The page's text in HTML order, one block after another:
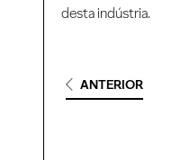
desta indústria.
ANTERIOR